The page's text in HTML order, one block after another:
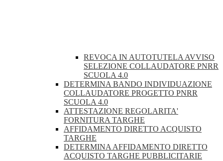
REVOCA IN AUTOTUTELA AVVISO
SELEZIONE COLLAUDATORE PNRR
SCUOLA 4.0
DETERMINA BANDO INDIVIDUAZIONE
COLLAUDATORE PROGETTO PNRR
SCUOLA 4.0
ATTESTAZIONE REGOLARITA'
FORNITURA TARGHE
AFFIDAMENTO DIRETTO ACQUISTO
TARGHE
DETERMINA AFFIDAMENTO DIRETTO
ACQUISTO TARGHE PUBBLICITARIE